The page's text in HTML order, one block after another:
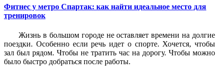
Фитнес у метро Спартак: как найти идеальное место для
тренировок
Жизнь в большом городе не оставляет времени на долгие
поездки. Особенно если речь идет о спорте. Хочется, чтобы
зал был рядом. Чтобы не тратить час на дорогу. Чтобы можно
было быстро добраться после работы.